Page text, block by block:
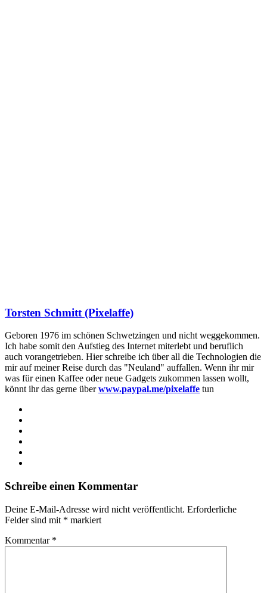
Torsten Schmitt (Pixelaffe)
Geboren 1976 im schönen Schwetzingen und nicht weggekommen.
Ich habe somit den Aufstieg des Internet miterlebt und beruflich
auch vorangetrieben. Hier schreibe ich über all die Technologien die
mir auf meiner Reise durch das "Neuland" auffallen. Wenn ihr mir
was für einen Kaffee oder neue Gadgets zukommen lassen wollt,
könnt ihr das gerne überwww.paypal.me/pixelaffe tun
Schreibe einen Kommentar
Deine E-Mail-Adresse wird nicht veröffentlicht. Erforderliche
Felder sind mit * markiert
Kommentar *